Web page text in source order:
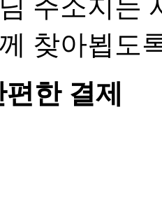
주소지는
찾아뵙도
한 결제